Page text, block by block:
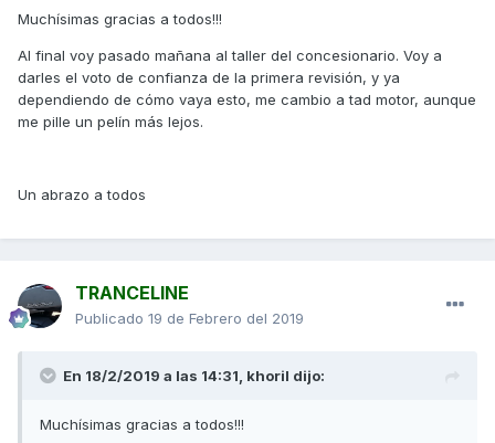
Muchísimas gracias a todos!!!
Al final voy pasado mañana al taller del concesionario. Voy a
darles el voto de confianza de la primera revisión, y ya
dependiendo de cómo vaya esto, me cambio a tad motor, aunque
me pille un pelín más lejos.
Un abrazo a todos
TRANCELINE
Publicado 19 de Febrero del 2019
En 18/2/2019 a las 14:31, khoril dijo:
Muchísimas gracias a todos!!!